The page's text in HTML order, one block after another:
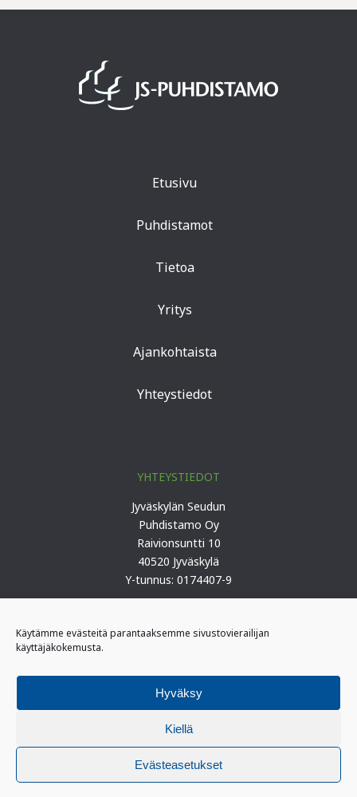
Käytämme evästeitä parantaaksemme sivustovierailijan
käyttäjäkokemusta.
Hyväksy
Kiellä
Evästeasetukset
Etusivu
Puhdistamot
Tietoa
Yritys
Ajankohtaista
Yhteystiedot
YHTEYSTIEDOT
Jyväskylän Seudun
Puhdistamo Oy
Raivionsuntti 10
40520 Jyväskylä
Y-tunnus: 0174407-9
I-päivystäjä: 0400 406 340
(kiireelliset ilmoitukset)
II-päivystäjä: 0400 406 341